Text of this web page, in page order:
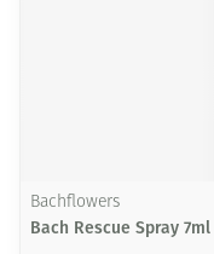
Bachflowers
Bach Rescue Spray 7ml